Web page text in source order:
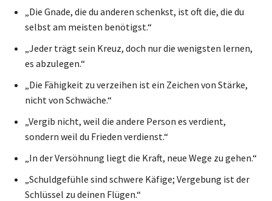
„Die Gnade, die du anderen schenkst, ist oft die, die du
selbst am meisten benötigst.“
„Jeder trägt sein Kreuz, doch nur die wenigsten lernen,
es abzulegen.“
„Die Fähigkeit zu verzeihen ist ein Zeichen von Stärke,
nicht von Schwäche.“
„Vergib nicht, weil die andere Person es verdient,
sondern weil du Frieden verdienst.“
„In der Versöhnung liegt die Kraft, neue Wege zu gehen.“
„Schuldgefühle sind schwere Käfige; Vergebung ist der
Schlüssel zu deinen Flügen.“